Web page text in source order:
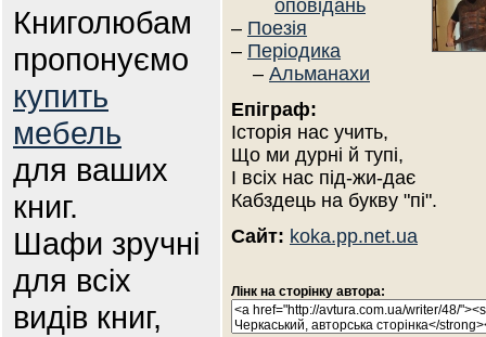
Книголюбам
пропонуємо
купить
мебель
для ваших
книг.
Шафи зручні
для всіх
видів книг,
оповідань
– Поезія
– Періодика
– Альманахи
Епіграф:
Історія нас учить,
Що ми дурні й тупі,
І всіх нас під-жи-дає
Кабздець на букву "пі".
Сайт: koka.pp.net.ua
Лінк на сторінку автора: